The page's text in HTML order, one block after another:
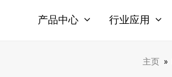
产品中心 行业应用
主页 »